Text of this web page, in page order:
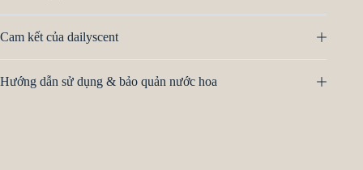
Cam kết của dailyscent
Hướng dẫn sử dụng & bảo quản nước hoa